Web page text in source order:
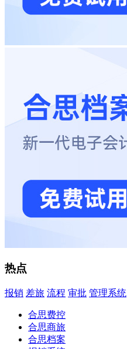
热点
报销 差旅 流程 审批 管理系统
合思费控
合思商旅
合思档案